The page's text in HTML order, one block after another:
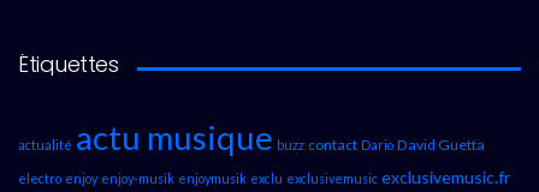
Étiquettes
actualité actu musique buzz contact Dario David Guetta
electro enjoy enjoy-musik enjoymusik exclu exclusivemusic exclusivemusic.fr